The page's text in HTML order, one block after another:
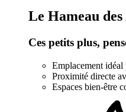
Le Hameau
Ces petits plus,
Emplacement idéal
Proximité directe
Espaces bien-être